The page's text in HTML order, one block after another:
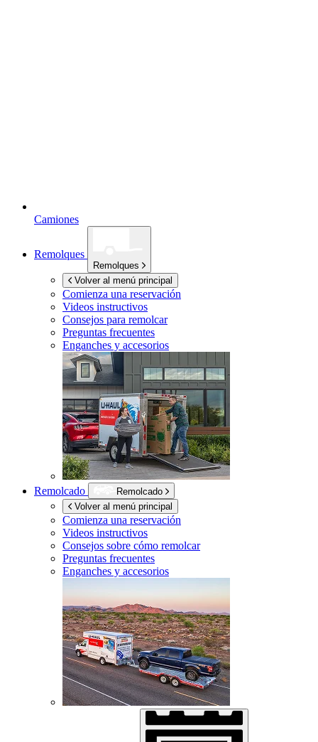
Camiones
Remolques
Remolques
Volver al menú principal
Comienza una reservación
Videos instructivos
Consejos para remolcar
Preguntas frecuentes
Enganches y accesorios
Remolcado
Remolcado
Volver al menú principal
Comienza una reservación
Videos instructivos
Consejos sobre cómo remolcar
Preguntas frecuentes
Enganches y accesorios